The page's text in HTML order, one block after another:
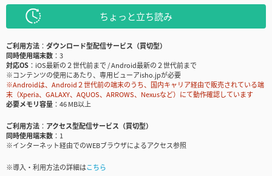
ちょっと立ち読み
ご利用方法
ダウンロード型配信サービス（買切型）
同時使用端末数
3
対応OS
iOS最新の２世代前まで / Android最新の２世代前まで
※コンテンツの使用にあたり、専用ビューアisho.jpが必要
※Androidは、Android２世代前の端末のうち、国内キャリア経由で販売されている端
末（Xperia、GALAXY、AQUOS、ARROWS、Nexusなど）にて動作確認しています
必要メモリ容量
46 MB以上
ご利用方法
アクセス型配信サービス（買切型）
同時使用端末数
1
※インターネット経由でのWEBブラウザによるアクセス参照
※導入・利用方法の詳細はこちら